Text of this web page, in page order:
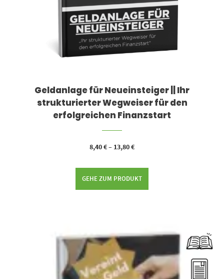
Geldanlage für Neueinsteiger || Ihr
strukturierter Wegweiser für den
erfolgreichen Finanzstart
8,40€– 13,80€
GEHE ZUM PRODUKT